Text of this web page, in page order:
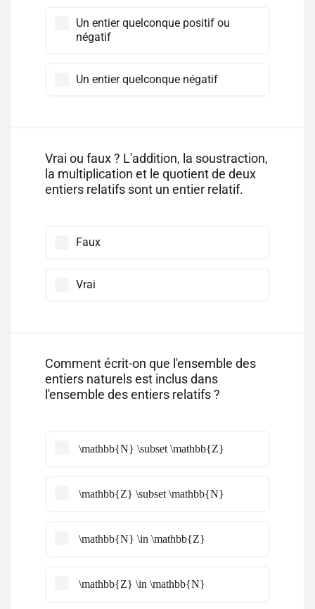
Un entier quelconque positif ou
négatif
Un entier quelconque négatif
Vrai ou faux ? L'addition, la soustraction,
la multiplication et le quotient de deux
entiers relatifs sont un entier relatif.
Faux
Vrai
Comment écrit-on que l'ensemble des
entiers naturels est inclus dans
l'ensemble des entiers relatifs ?
\mathbb{N} \subset \mathbb{Z}
\mathbb{Z} \subset \mathbb{N}
\mathbb{N} \in \mathbb{Z}
\mathbb{Z} \in \mathbb{N}